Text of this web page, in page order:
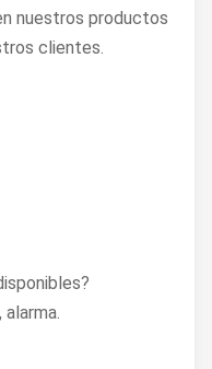
nuestros productos
clientes.
alarma.